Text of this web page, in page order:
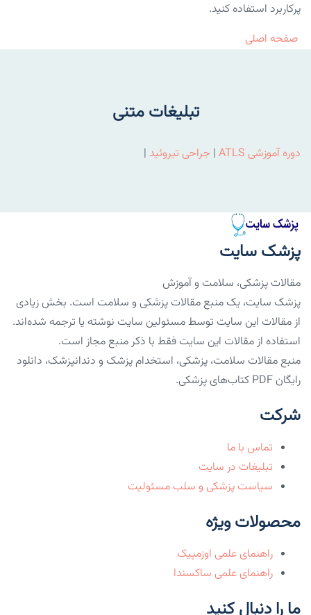
پرکاربرد استفاده کنید.
صفحه اصلی
تبلیغات متنی
دوره آموزشی ATLS | جراحی تیروئید |
پزشک سایت
مقالات پزشکی، سلامت و آموزش
پزشک سایت، یک منبع مقالات پزشکی و سلامت است. بخش زیادی
از مقالات این سایت توسط مسئولین سایت نوشته یا ترجمه شده‌اند.
استفاده از مقالات این سایت فقط با ذکر منبع مجاز است.
منبع مقالات سلامت، پزشکی، استخدام پزشک و دندانپزشک، دانلود
رایگان PDF کتاب‌های پزشکی.
شرکت
تماس با ما
تبلیغات در سایت
سیاست پزشکی و سلب مسئولیت
محصولات ویژه
راهنمای علمی اوزمپیک
راهنمای علمی ساکسندا
ما را دنبال کنید